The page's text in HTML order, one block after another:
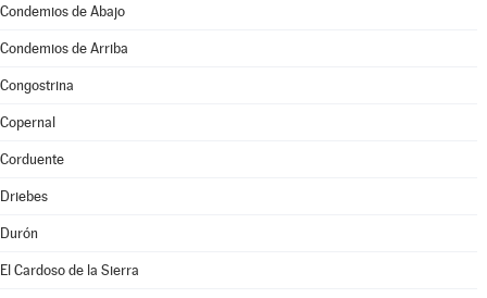
Condemios de Abajo
Condemios de Arriba
Congostrina
Copernal
Corduente
Driebes
Durón
El Cardoso de la Sierra